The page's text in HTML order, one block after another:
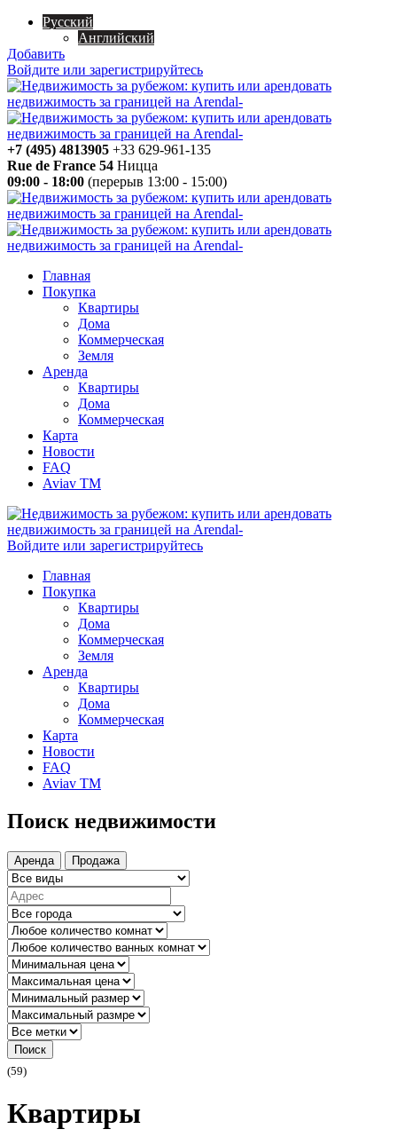
Русский
Английский
Добавить
Войдите или зарегистрируйтесь
+7 (495) 4813905 +33 629-961-135
Rue de France 54 Ницца
09:00 - 18:00 (перерыв 13:00 - 15:00)
Главная
Покупка
Квартиры
Дома
Коммерческая
Земля
Аренда
Квартиры
Дома
Коммерческая
Карта
Новости
FAQ
Aviav TM
Войдите или зарегистрируйтесь
Главная
Покупка
Квартиры
Дома
Коммерческая
Земля
Аренда
Квартиры
Дома
Коммерческая
Карта
Новости
FAQ
Aviav TM
Поиск недвижимости
Аренда Продажа
Поиск
(59)
Квартиры